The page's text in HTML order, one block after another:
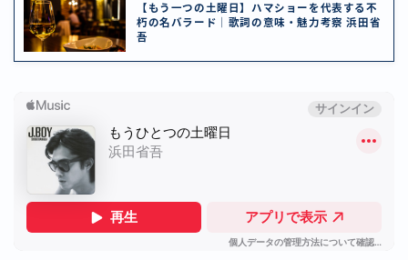
【もう一つの土曜日】ハマショーを代表する不
朽の名バラード｜歌詞の意味・魅力考察 浜田省
吾